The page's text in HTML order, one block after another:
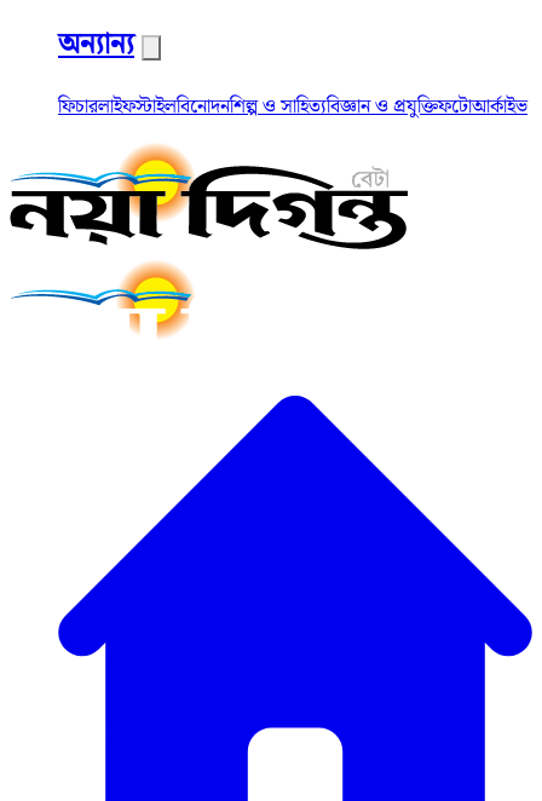
অন্যান্য
ফিচারলাইফস্টাইলবিনোদনশিল্প ও সাহিত্যবিজ্ঞান ও প্রযুক্তিফটোআর্কাইভ